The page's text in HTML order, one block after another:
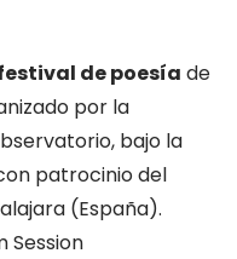
de poesía de
por la
bajo la
patrocinio del
(España).
Session